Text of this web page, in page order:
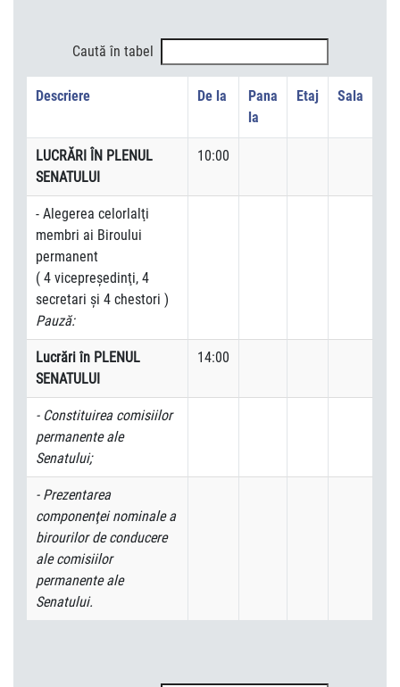
Caută în tabel
Descriere De la
Pana
la
Etaj Sala
LUCRĂRI ÎN PLENUL
SENATULUI
10:00
- Alegerea celorlalţi
membri ai Biroului
permanent
( 4 vicepreşedinţi, 4
secretari şi 4 chestori )
Pauză:
Lucrări în PLENUL
SENATULUI
14:00
- Constituirea comisiilor
permanente ale
Senatului;
- Prezentarea
componenţei nominale a
birourilor de conducere
ale comisiilor
permanente ale
Senatului.